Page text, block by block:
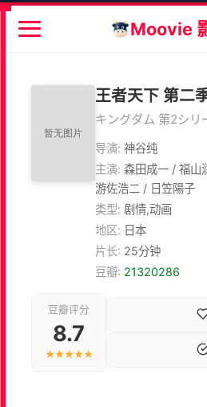
Moovie
王者天下 第二
キングダム 第2シリ
导演: 神谷纯
主演: 森田成一 / 福山
游佐浩二 / 日笠陽子
类型: 剧情,动画
地区: 日本
片长: 25分钟
豆瓣: 21320286
豆瓣评分
8.7
★★★★★